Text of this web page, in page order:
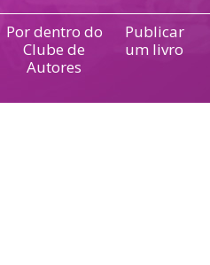
Por dentro do
Clube de
Autores
Publicar
um livro